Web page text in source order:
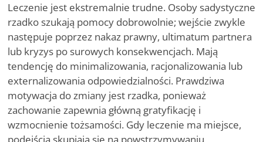
Leczenie jest ekstremalnie trudne. Osoby sadystyczne
rzadko szukają pomocy dobrowolnie; wejście zwykle
następuje poprzez nakaz prawny, ultimatum partnera
lub kryzys po surowych konsekwencjach. Mają
tendencję do minimalizowania, racjonalizowania lub
externalizowania odpowiedzialności. Prawdziwa
motywacja do zmiany jest rzadka, ponieważ
zachowanie zapewnia główną gratyfikację i
wzmocnienie tożsamości. Gdy leczenie ma miejsce,